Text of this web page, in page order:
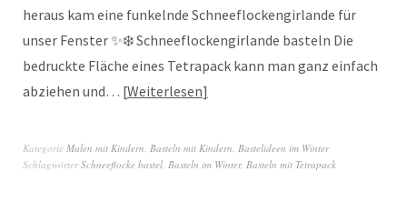
heraus kam eine funkelnde Schneeflockengirlande für
unser Fenster ✨❄️ Schneeflockengirlande basteln Die
bedruckte Fläche eines Tetrapack kann man ganz einfach
abziehen und… Weiterlesen
Kategorie Malen mit Kindern, Basteln mit Kindern, Bastelideen im Winter
SchlagwörterSchneeflocke bastel, Basteln im Winter, Basteln mit Tetrapack